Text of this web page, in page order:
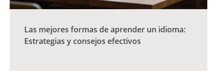
Las mejores formas de aprender un idioma:
Estrategias y consejos efectivos